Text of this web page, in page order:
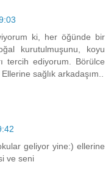
ki, her öğünde bir
kurutulmuşunu, koyu
tercih ediyorum. Börülce
sağlık arkadaşım..
geliyor yine:) ellerine
ve seni